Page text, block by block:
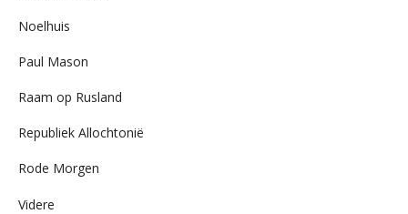
Noelhuis
Paul Mason
Raam op Rusland
Republiek Allochtonië
Rode Morgen
Videre